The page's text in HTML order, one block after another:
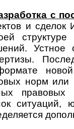
с
и
Устное
норм или
правовых
ситуаций,